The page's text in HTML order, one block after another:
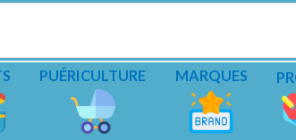
PUÉRICULTURE MARQUES